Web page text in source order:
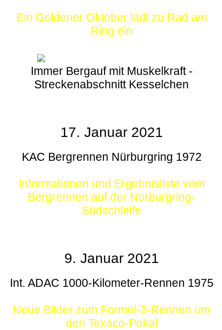
Ein Goldener Oktober lädt zu Rad am
Ring ein
Immer Bergauf mit Muskelkraft -
Streckenabschnitt Kesselchen
17. Januar 2021
KAC Bergrennen Nürburgring 1972
Informationen und Ergebnisliste vom
Bergrennen auf der Nürburgring-
Südschleife
9. Januar 2021
Int. ADAC 1000-Kilometer-Rennen 1975
Neue Bilder zum Formel-3-Rennen um
den Texaco-Pokal